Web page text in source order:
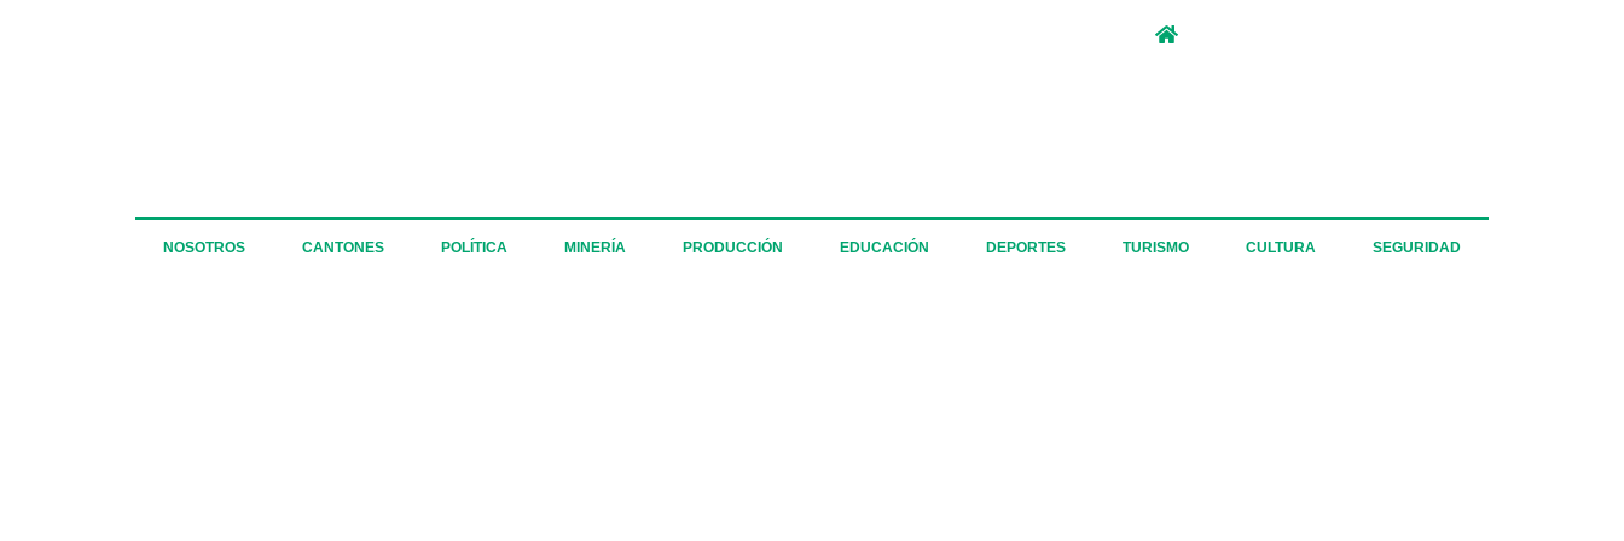
NOSOTROS CANTONES POLÍTICA MINERÍA PRODUCCIÓN EDUCACIÓN DEPORTES TURISMO CULTURA SEGURIDAD